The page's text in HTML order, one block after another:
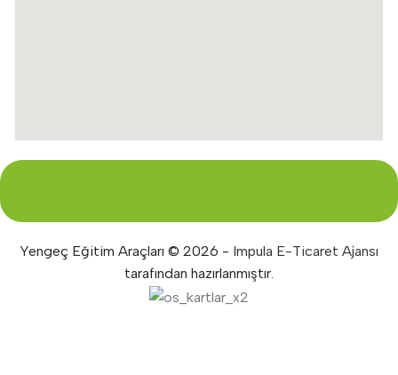
Yengeç Eğitim Araçları © 2026 - Impula E-Ticaret Ajansı
tarafından hazırlanmıştır.